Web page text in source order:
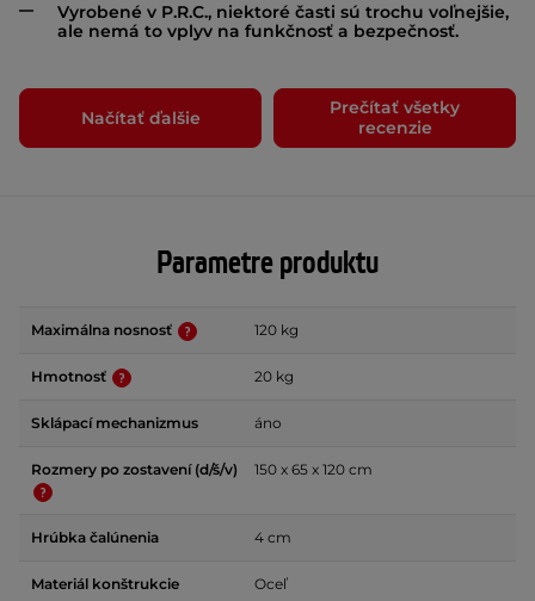
Vyrobené v P.R.C., niektoré časti sú trochu voľnejšie,
ale nemá to vplyv na funkčnosť a bezpečnosť.
Načítať ďalšie
Prečítať všetky
recenzie
Parametre produktu
Maximálna nosnosť 120 kg
Hmotnosť 20 kg
Sklápací mechanizmus áno
Rozmery po zostavení (d/š/v) 150 x 65 x 120 cm
Hrúbka čalúnenia 4 cm
Materiál konštrukcie Oceľ